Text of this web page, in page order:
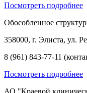
Посмотреть подробнее
Обособленное
358000, г. Элиста, ул.
8 (961) 843-77-11
Посмотреть подробнее
АО "Краевой